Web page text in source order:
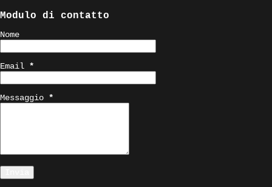
Modulo di contatto
Nome
Email *
Messaggio *